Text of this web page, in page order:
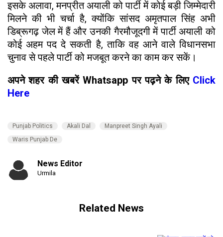
इसके अलावा, मनप्रीत अयाली को पार्टी में कोई बड़ी जिम्मेदारी
मिलने की भी चर्चा है, क्योंकि सांसद अमृतपाल सिंह अभी
डिब्रूगढ़ जेल में हैं और उनकी गैरमौजूदगी में पार्टी अयाली को
कोई अहम पद दे सकती है, ताकि वह आने वाले विधानसभा
चुनाव से पहले पार्टी को मजबूत करने का काम कर सकें।
अपने शहर की खबरें Whatsapp पर पढ़ने के लिए Click
Here
Punjab Politics Akali Dal
Manpreet Singh Ayali
Waris Punjab De
News Editor
Urmila
Related News